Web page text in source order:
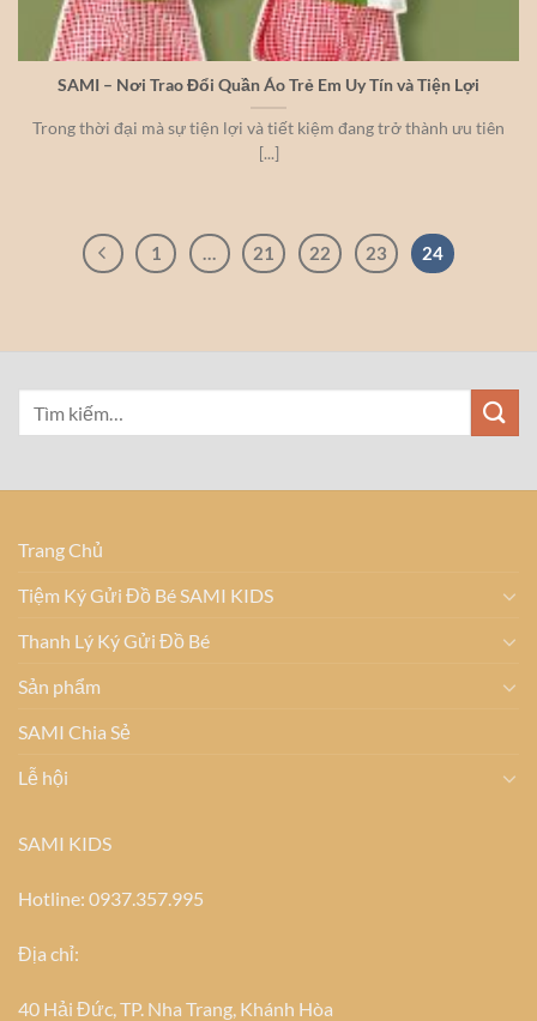
SAMI – Nơi Trao Đổi Quần Áo Trẻ Em Uy Tín và Tiện Lợi
Trong thời đại mà sự tiện lợi và tiết kiệm đang trở thành ưu tiên
[...]
1 … 21 22 23 24
Trang Chủ
Tiệm Ký Gửi Đồ Bé SAMI KIDS
Thanh Lý Ký Gửi Đồ Bé
Sản phẩm
SAMI Chia Sẻ
Lễ hội
SAMI KIDS
Hotline: 0937.357.995
Địa chỉ:
40 Hải Đức, TP. Nha Trang, Khánh Hòa